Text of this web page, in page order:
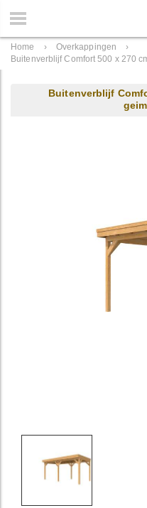
Home › Overkappingen
›
Buitenverblijf Comfort 500 x 270
Buitenverblijf